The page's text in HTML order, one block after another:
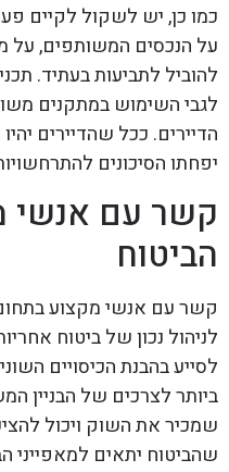
כמו כן, יש לשקול לקיים
על הנכסים המשותפים, על
להוביל לתביעות בעתיד.
לגבי השימוש במתקנים
הדיירים. ככל שהדיירים
יפחתו הסיכונים
קשר עם אנשי
הביטוח
קשר עם אנשי מקצוע בתחום
לניהול נכון של ביטוח
לסייע בהבנת הכיסויים
ביותר לצרכים של הבניין
שמכיר את השוק ויכול
שהביטוח יתאים למאפייני